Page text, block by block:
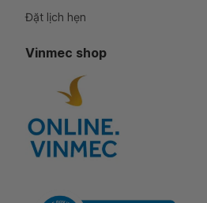
Đặt lịch hẹn
Vinmec shop